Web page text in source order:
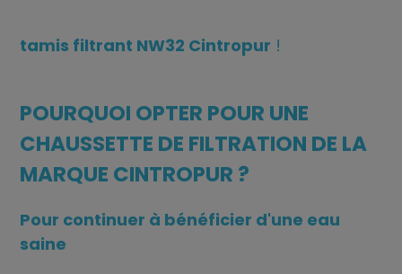
tamis filtrant NW32 Cintropur !
POURQUOI OPTER POUR UNE
CHAUSSETTE DE FILTRATION DE LA
MARQUE CINTROPUR ?
Pour continuer à bénéficier d'une eau
saine